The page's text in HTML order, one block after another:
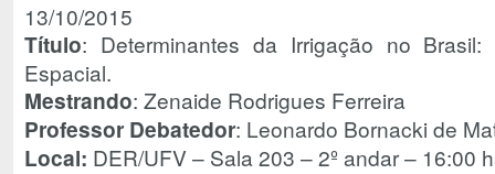
13/10/2015
Título: Determinantes da Irrigação no
Espacial.
Mestrando: Zenaide Rodrigues Ferreira
Professor Debatedor: Leonardo Bornacki de
Local: DER/UFV – Sala 203 – 2º andar – 16:00